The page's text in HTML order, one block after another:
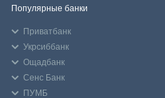
Популярные банки
Приватбанк
Укрсиббанк
Ощадбанк
Сенс Банк
ПУМБ